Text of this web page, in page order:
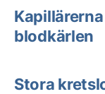
blodkärlen
Stora